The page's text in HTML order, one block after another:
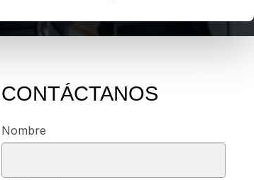
CONTÁCTANOS
Nombre